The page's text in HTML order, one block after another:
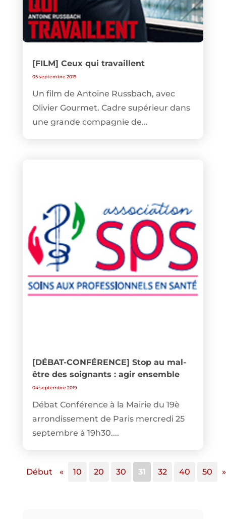
[FILM] Ceux qui travaillent
05 septembre 2019
Un film de Antoine Russbach, avec
Olivier Gourmet. Cadre supérieur dans
une grande compagnie de...
[DÉBAT-CONFÉRENCE] Stop au mal-
être des soignants : agir ensemble
04 septembre 2019
Débat Conférence à la Mairie du 19è
arrondissement de Paris mercredi 25
septembre à 19h30....
Début « 10 20 30 31 32 40 50 »